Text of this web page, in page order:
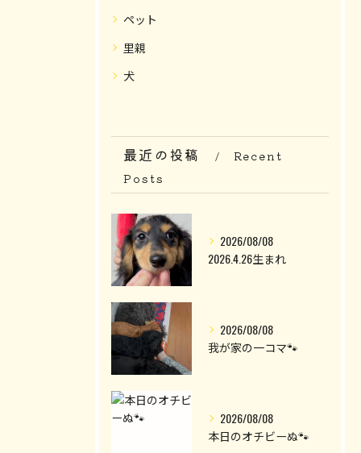
ペット
里親
犬
最近の投稿
Recent
Posts
2026/08/08
2026.4.26生まれ
2026/08/08
我が家の一コマ🐾
2026/08/08
本日のオチビーぬ🐾